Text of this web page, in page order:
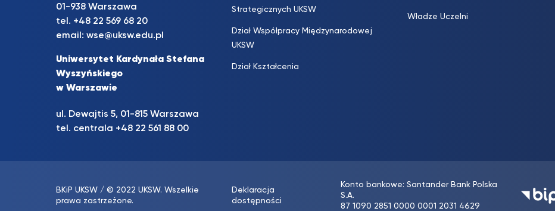
01-938 Warszawa
tel. +48 22 569 68 20
email: wse@uksw.edu.pl
Uniwersytet Kardynała Stefana
Wyszyńskiego
w Warszawie
ul. Dewajtis 5, 01-815 Warszawa
tel. centrala +48 22 561 88 00
Strategicznych UKSW
Dział Współpracy Międzynarodowej
UKSW
Dział Kształcenia
Władze Uczelni
BKiP UKSW / © 2022 UKSW. Wszelkie
prawa zastrzeżone.
Deklaracja
dostępności
Konto bankowe: Santander Bank Polska
S.A.
87 1090 2851 0000 0001 2031 4629